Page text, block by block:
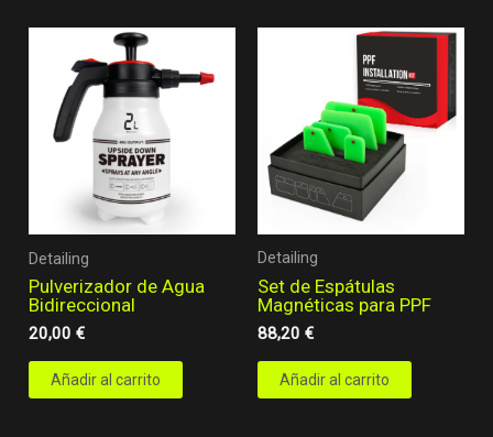
Detailing
Pulverizador de Agua
Bidireccional
20,00€
Añadir al carrito
Detailing
Set de Espátulas
Magnéticas para PPF
88,20 €
Añadir al carrito